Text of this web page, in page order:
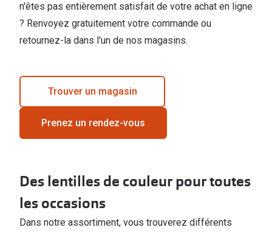
n'êtes pas entièrement satisfait de votre achat en ligne
? Renvoyez gratuitement votre commande ou
retournez-la dans l'un de nos magasins.
Trouver un magasin
Prenez un rendez-vous
Des lentilles de couleur pour toutes
les occasions
Dans notre assortiment, vous trouverez différents